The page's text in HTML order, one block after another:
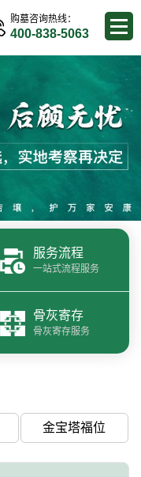
购墓咨询热线：
400-838-5063
服务流程
一站式流程服务
骨灰寄存
骨灰寄存服务
金宝塔福位